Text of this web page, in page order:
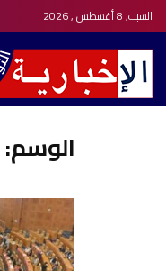
السبت, 8 أغسطس , 2026
الوسم: